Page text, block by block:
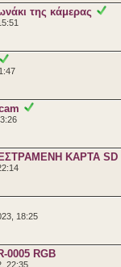
της κάμερας
ΚΑΡΤΑ SD
18:25
0005 RGB
22:35